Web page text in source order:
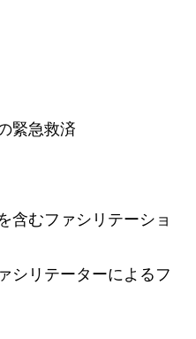
緊急救済
含むファシリテーショ
シリテーターによるフ